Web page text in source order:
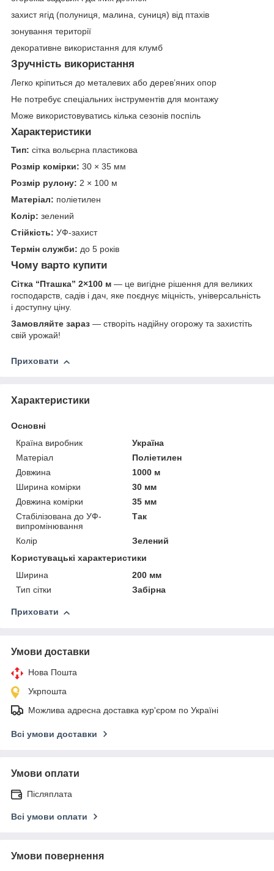
захист ягід (полуниця, малина, суниця) від птахів
зонування території
декоративне використання для клумб
Зручність використання
Легко кріпиться до металевих або дерев’яних опор
Не потребує спеціальних інструментів для монтажу
Може використовуватись кілька сезонів поспіль
Характеристики
Тип: сітка вольєрна пластикова
Розмір комірки: 30 × 35 мм
Розмір рулону: 2 × 100 м
Матеріал: поліетилен
Колір: зелений
Стійкість: УФ-захист
Термін служби: до 5 років
Чому варто купити
Сітка “Пташка” 2×100 м — це вигідне рішення для великих
господарств, садів і дач, яке поєднує міцність, універсальність
і доступну ціну.
Замовляйте зараз — створіть надійну огорожу та захистіть
свій урожай!
Приховати
Характеристики
Основні
Країна виробник
Україна
Матеріал
Поліетилен
Довжина
1000 м
Ширина комірки
30 мм
Довжина комірки
35 мм
Стабілізована до УФ-
випромінювання
Так
Колір
Зелений
Користувацькі характеристики
Ширина
200 мм
Тип сітки
Забірна
Приховати
Умови доставки
Нова Пошта
Укрпошта
Можлива адресна доставка кур'єром по Україні
Всі умови доставки
Умови оплати
Післяплата
Всі умови оплати
Умови повернення